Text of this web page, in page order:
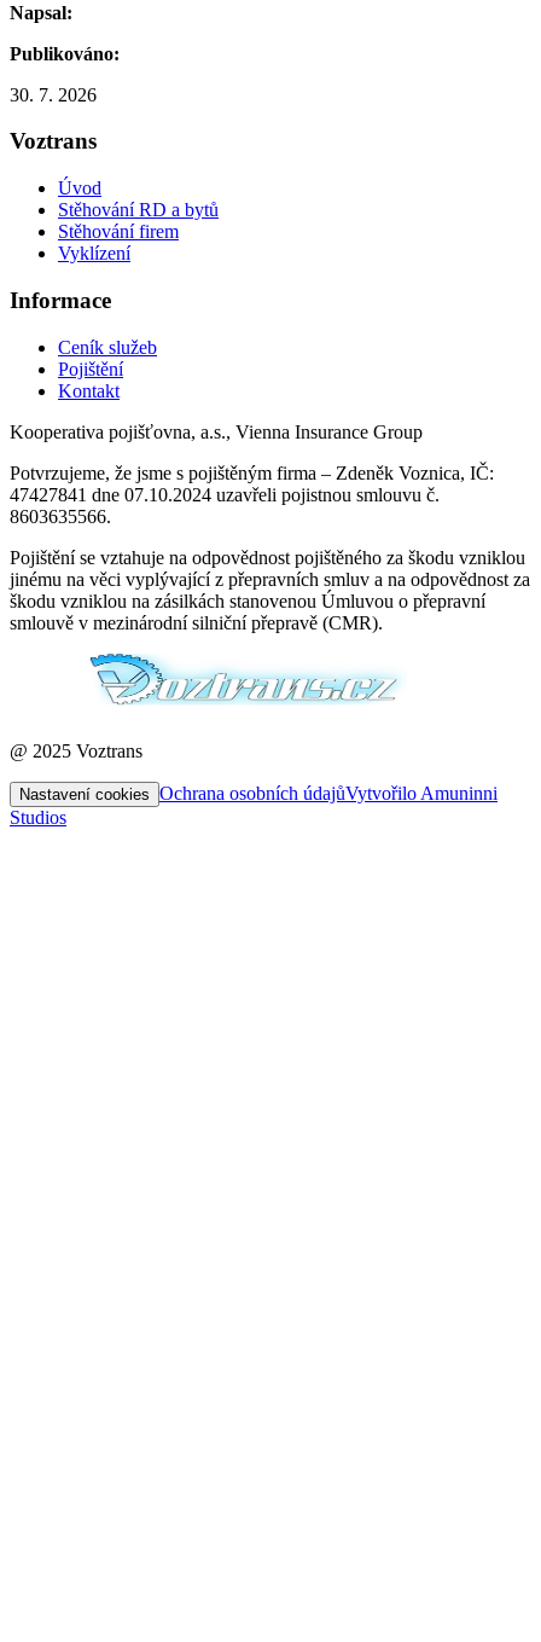
Napsal:
Publikováno:
30. 7. 2026
Voztrans
Úvod
Stěhování RD a bytů
Stěhování firem
Vyklízení
Informace
Ceník služeb
Pojištění
Kontakt
Kooperativa pojišťovna, a.s., Vienna Insurance Group
Potvrzujeme, že jsme s pojištěným firma – Zdeněk Voznica, IČ:
47427841 dne 07.10.2024 uzavřeli pojistnou smlouvu č.
8603635566.
Pojištění se vztahuje na odpovědnost pojištěného za škodu vzniklou
jinému na věci vyplývající z přepravních smluv a na odpovědnost za
škodu vzniklou na zásilkách stanovenou Úmluvou o přepravní
smlouvě v mezinárodní silniční přepravě (CMR).
@ 2025 Voztrans
Nastavení cookies Ochrana osobních údajůVytvořilo Amuninni
Studios